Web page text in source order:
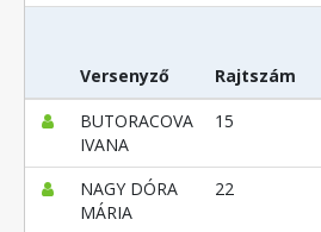
Versenyző Rajtszám
BUTORACOVA
IVANA
15
NAGY DÓRA
MÁRIA
22